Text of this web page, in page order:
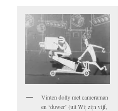
Vinten dolly met cameraman
en ‘duwer’ (uit Wij zijn vijf,